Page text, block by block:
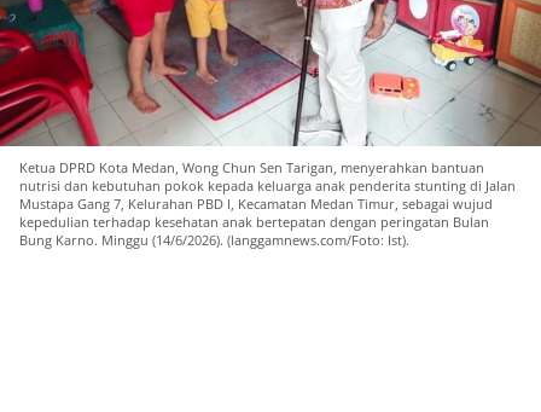
Ketua DPRD Kota Medan, Wong Chun Sen Tarigan, menyerahkan bantuan
nutrisi dan kebutuhan pokok kepada keluarga anak penderita stunting di Jalan
Mustapa Gang 7, Kelurahan PBD I, Kecamatan Medan Timur, sebagai wujud
kepedulian terhadap kesehatan anak bertepatan dengan peringatan Bulan
Bung Karno. Minggu (14/6/2026). (langgamnews.com/Foto: Ist).